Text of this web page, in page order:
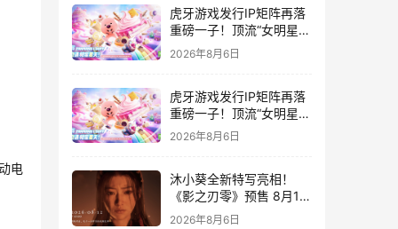
电
虎牙游戏发行IP矩阵再落
重磅一子！顶流“女明星”
ZANMANG LOOPY 正版
3D消除手游《消消奇遇》
2026年8月6日
虎牙游戏发行IP矩阵再落
重磅一子！顶流“女明星”
ZANMANG LOOPY 正版
2026年8月6日
沐小葵全新特写亮相！
《影之刃零》预售 8月12
日开启
2026年8月6日